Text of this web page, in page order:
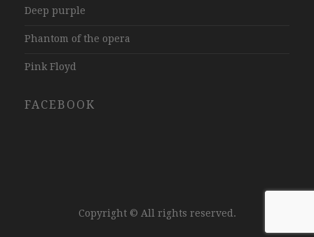
Deep purple
Phantom of the opera
Pink Floyd
FACEBOOK
Copyright © All rights reserved.